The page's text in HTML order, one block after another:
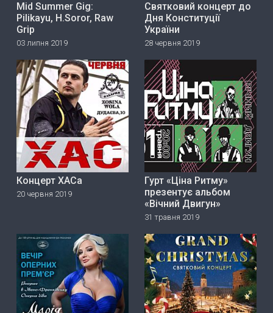
Mid Summer Gig:
Pilikayu, H.Soror, Raw
Grip
03 липня 2019
Святковий концерт до
Дня Конституції
України
28 червня 2019
Концерт ХАСа
20 червня 2019
Гурт «Ціна Ритму»
прeзeнтує альбом
«Вічний Двигун»
31 травня 2019